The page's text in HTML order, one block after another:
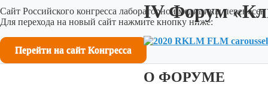
Сайт Российского конгресса лабораторной медицины
Для перехода на новый сайт нажмите кнопку ниже:
Перейти на сайт Конгресса
IV Форум
О ФОРУМЕ